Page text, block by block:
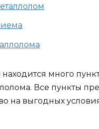
много
Все пункты
на выгодных